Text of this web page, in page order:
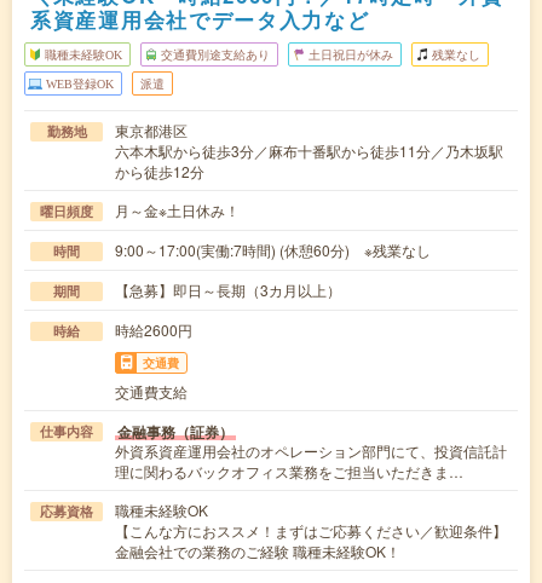
系資産運用会社でデータ入力など
職種未経験OK 交通費別途支給あり 土日祝日が休み 残業なし
WEB登録OK 派遣
勤務地
東京都港区
六本木駅から徒歩3分／麻布十番駅から徒歩11分／乃木坂駅
から徒歩12分
曜日頻度 月～金※土日休み！
時間 9:00～17:00(実働:7時間) (休憩60分) ※残業なし
期間 【急募】即日～長期（3カ月以上）
時給 時給2600円
交通費
交通費支給
仕事内容 金融事務（証券）
外資系資産運用会社のオペレーション部門にて、投資信託計
理に関わるバックオフィス業務をご担当いただきま…
応募資格
職種未経験OK
【こんな方におススメ！まずはご応募ください／歓迎条件】
金融会社での業務のご経験 職種未経験OK！